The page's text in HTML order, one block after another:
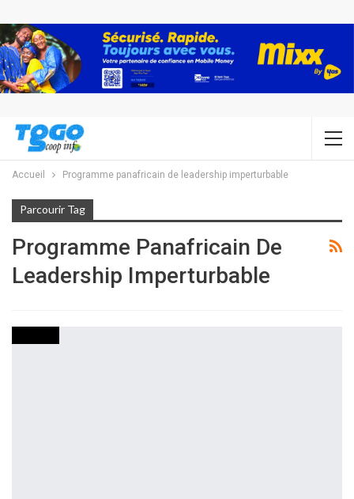
Accueil Programme panafricain de leadership imperturbable
Parcourir Tag
Programme Panafricain De
Leadership Imperturbable